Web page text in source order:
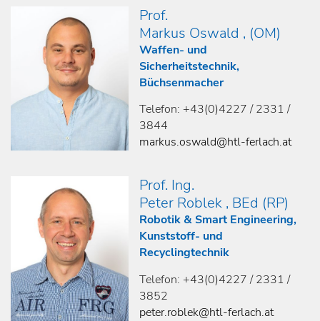
Prof.
Markus Oswald , (OM)
Waffen- und
Sicherheitstechnik,
Büchsenmacher
Telefon: +43(0)4227 / 2331 /
3844
markus.oswald@htl-ferlach.at
Prof. Ing.
Peter Roblek , BEd (RP)
Robotik & Smart Engineering,
Kunststoff- und
Recyclingtechnik
Telefon: +43(0)4227 / 2331 /
3852
peter.roblek@htl-ferlach.at